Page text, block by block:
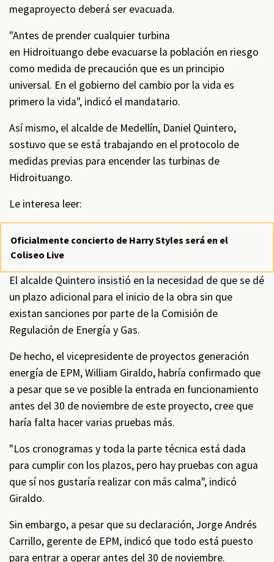
megaproyecto deberá ser evacuada.
"Antes de prender cualquier turbina
en Hidroituango debe evacuarse la población en riesgo
como medida de precaución que es un principio
universal. En el gobierno del cambio por la vida es
primero la vida", indicó el mandatario.
Así mismo, el alcalde de Medellín, Daniel Quintero,
sostuvo que se está trabajando en el protocolo de
medidas previas para encender las turbinas de
Hidroituango.
Le interesa leer:
Oficialmente concierto de Harry Styles será en el
Coliseo Live
El alcalde Quintero insistió en la necesidad de que se dé
un plazo adicional para el inicio de la obra sin que
existan sanciones por parte de la Comisión de
Regulación de Energía y Gas.
De hecho, el vicepresidente de proyectos generación
energía de EPM, William Giraldo, habría confirmado que
a pesar que se ve posible la entrada en funcionamiento
antes del 30 de noviembre de este proyecto, cree que
haría falta hacer varias pruebas más.
"Los cronogramas y toda la parte técnica está dada
para cumplir con los plazos, pero hay pruebas con agua
que sí nos gustaría realizar con más calma", indicó
Giraldo.
Sin embargo, a pesar que su declaración, Jorge Andrés
Carrillo, gerente de EPM, indicó que todo está puesto
para entrar a operar antes del 30 de noviembre.